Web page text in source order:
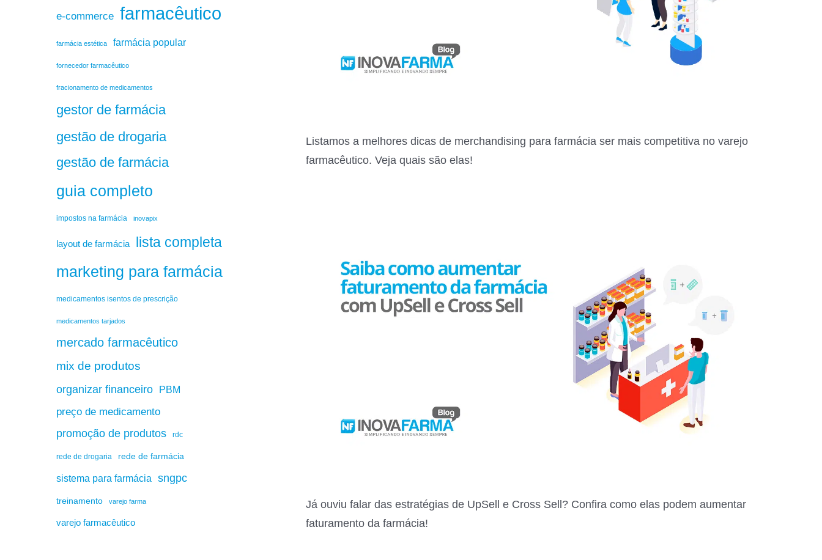
e-commerce farmacêutico
farmácia estética farmácia popular
fornecedor farmacêutico
fracionamento de medicamentos
gestor de farmácia
gestão de drogaria
gestão de farmácia
guia completo
impostos na farmácia inovapix
layout de farmácia lista completa
marketing para farmácia
medicamentos isentos de prescrição
medicamentos tarjados
mercado farmacêutico
mix de produtos
organizar financeiro
PBM
preço de medicamento
promoção de produtos rdc
rede de drogaria rede de farmácia
sistema para farmácia sngpc
treinamento varejo farma
varejo farmacêutico
Listamos a melhores dicas de merchandising para farmácia ser mais competitiva no varejo
farmacêutico. Veja quais são elas!
Já ouviu falar das estratégias de UpSell e Cross Sell? Confira como elas podem aumentar
faturamento da farmácia!